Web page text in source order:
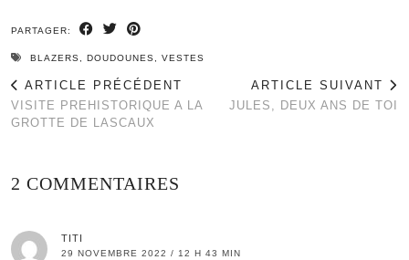
PARTAGER:
BLAZERS, DOUDOUNES, VESTES
ARTICLE PRÉCÉDENT
VISITE PREHISTORIQUE A LA
GROTTE DE LASCAUX
ARTICLE SUIVANT
JULES, DEUX ANS DE TOI
2 COMMENTAIRES
TITI
29 NOVEMBRE 2022 / 12 H 43 MIN